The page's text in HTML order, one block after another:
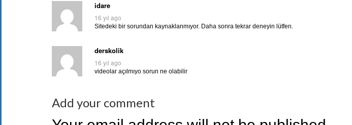
idare
16 yıl ago
Sitedeki bir sorundan kaynaklanmıyor. Daha sonra tekrar deneyin lütfen.
derskolik
16 yıl ago
videolar açılmıyo sorun ne olabilir
Add your comment